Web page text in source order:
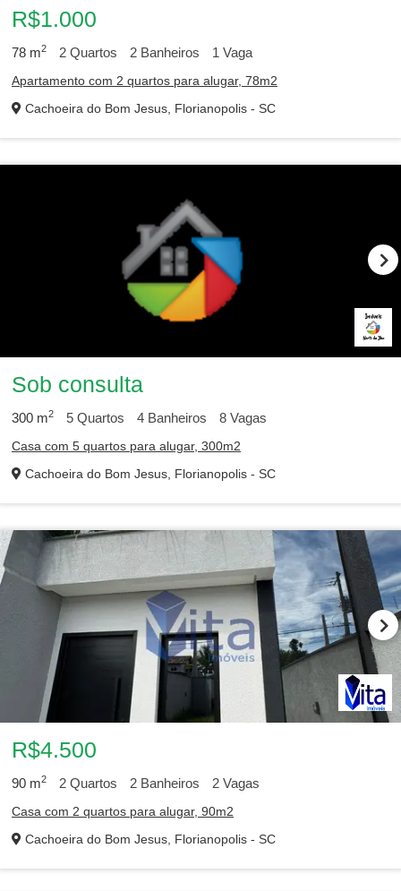
R$1.000
78 m2 2 Quartos 2 Banheiros 1 Vaga
Apartamento com 2 quartos para alugar, 78m2
Cachoeira do Bom Jesus, Florianopolis - SC
Sob consulta
300 m2 5 Quartos 4 Banheiros 8 Vagas
Casa com 5 quartos para alugar, 300m2
Cachoeira do Bom Jesus, Florianopolis - SC
R$4.500
90 m2 2 Quartos 2 Banheiros 2 Vagas
Casa com 2 quartos para alugar, 90m2
Cachoeira do Bom Jesus, Florianopolis - SC